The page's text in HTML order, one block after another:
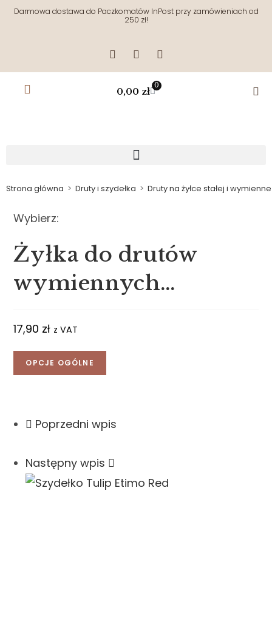
Darmowa dostawa do Paczkomatów InPost przy zamówieniach od
250 zł!
0,00 zł
0
Strona główna > Druty i szydełka > Druty na żyłce stałej i wymienne
Wybierz:
Żyłka do drutów
wymiennych…
17,90 zł z VAT
OPCJE OGÓLNE
Poprzedni wpis
Następny wpis